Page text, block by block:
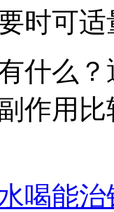
时可
什么
作用
喝能